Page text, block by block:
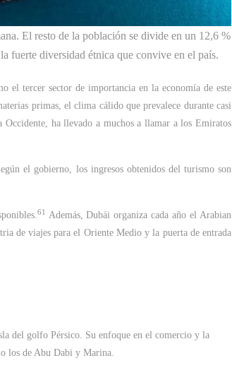
El resto de la población se divide en un 12,6 %
fuerte diversidad étnica que convive en el país.
el tercer sector de importancia en la economía de este
primas, el clima cálido que prevalece durante casi
ha llevado a muchos a llamar a los Emiratos
el gobierno, los ingresos obtenidos del turismo son
61
​ Además, Dubái organiza cada año el Arabian
de viajes para el Oriente Medio y la puerta de entrada
del golfo Pérsico. Su enfoque en el comercio y la
los de Abu Dabi y Marina.